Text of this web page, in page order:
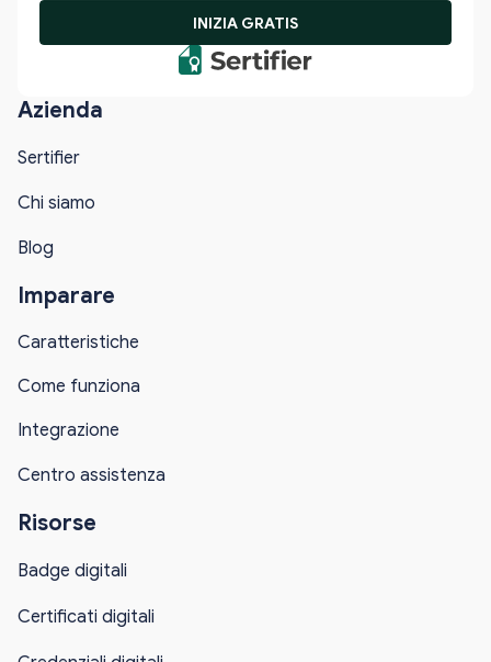
Azienda
Sertifier
Chi siamo
Blog
Imparare
Caratteristiche
Come funziona
Integrazione
Centro assistenza
Risorse
Badge digitali
Certificati digitali
INIZIA GRATIS